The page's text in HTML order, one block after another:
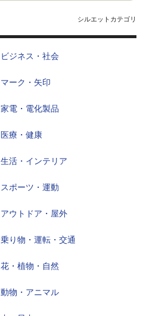
シルエットカテゴリ
ビジネス・社会
マーク・矢印
家電・電化製品
医療・健康
生活・インテリア
スポーツ・運動
アウトドア・屋外
乗り物・運転・交通
花・植物・自然
動物・アニマル